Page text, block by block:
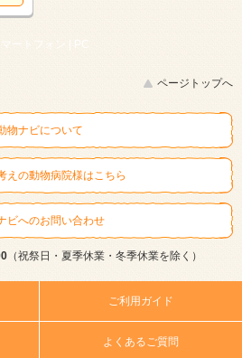
マートフォン | PC
ページトップへ
物ナビについて
えの動物病院様はこちら
ビへのお問い合わせ
（祝祭日・夏季休業・冬季休業を除く）
ご利用ガイド
よくあるご質問